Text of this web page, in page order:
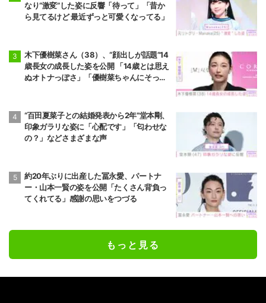
なり“激変”した姿に反響「待って」「昔か
ら見てるけど 最近ずっと可愛くなってる」
木下優樹菜さん（38）、“顔出しが話題”14
歳長女の成長した姿を公開 「14歳とは思え
ぬオトナっぽさ」「優樹菜ちゃんにそっく
“百田夏菜子との結婚発表から2年”堂本剛、
印象ガラリな姿に「心配です」「匂わせな
の？」などさまざまな声
約20年ぶりに出産した冨永愛、パートナ
ー・山本一賢の姿を公開「たくさん背負っ
てくれてる」感謝の思いをつづる
もっと見る